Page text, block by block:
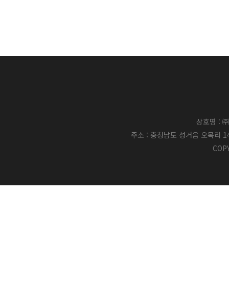
상호명 :
주소 : 충청남도 성거읍 오목